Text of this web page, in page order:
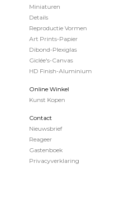
Miniaturen
Details
Reproductie Vormen
Art Prints-Papier
Dibond-Plexiglas
Giclée's-Canvas
HD Finish-Aluminium
Online Winkel
Kunst Kopen
Contact
Nieuwsbrief
Reageer
Gastenboek
Privacyverklaring